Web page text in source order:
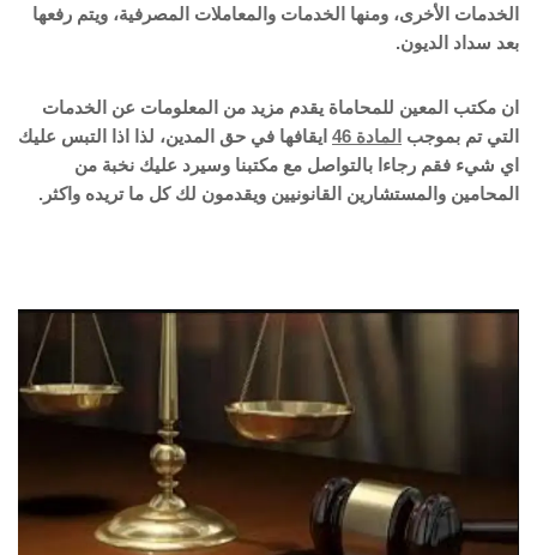
الخدمات الأخرى، ومنها الخدمات والمعاملات المصرفية، ويتم رفعها
بعد سداد الديون.
ان مكتب المعين للمحاماة يقدم مزيد من المعلومات عن الخدمات
التي تم بموجب المادة 46
ايقافها في حق المدين، لذا اذا التبس عليك
اي شيء فقم رجاءا بالتواصل مع مكتبنا وسيرد عليك نخبة من
المحامين والمستشارين القانونيين ويقدمون لك كل ما تريده واكثر.